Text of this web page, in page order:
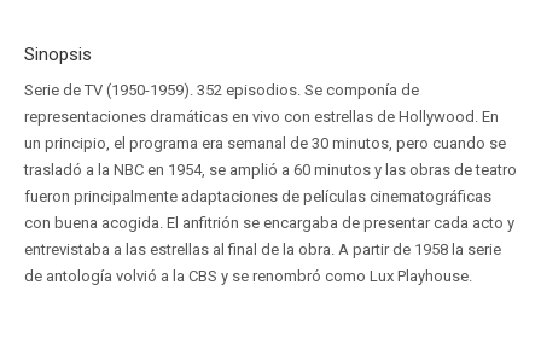
Sinopsis
Serie de TV (1950-1959). 352 episodios. Se componía de
representaciones dramáticas en vivo con estrellas de Hollywood. En
un principio, el programa era semanal de 30 minutos, pero cuando se
trasladó a la NBC en 1954, se amplió a 60 minutos y las obras de teatro
fueron principalmente adaptaciones de películas cinematográficas
con buena acogida. El anfitrión se encargaba de presentar cada acto y
entrevistaba a las estrellas al final de la obra. A partir de 1958 la serie
de antología volvió a la CBS y se renombró como Lux Playhouse.